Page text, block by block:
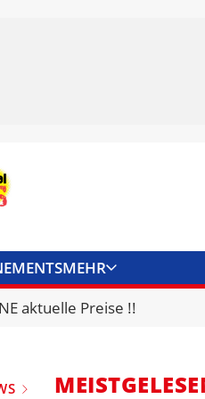
MEHR
KONTAKT
aktuelle Preise !!